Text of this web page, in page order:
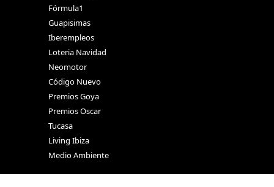
Fórmula1
Guapisimas
Iberempleos
Loteria Navidad
Neomotor
Código Nuevo
Premios Goya
Premios Oscar
Tucasa
Living Ibiza
Medio Ambiente